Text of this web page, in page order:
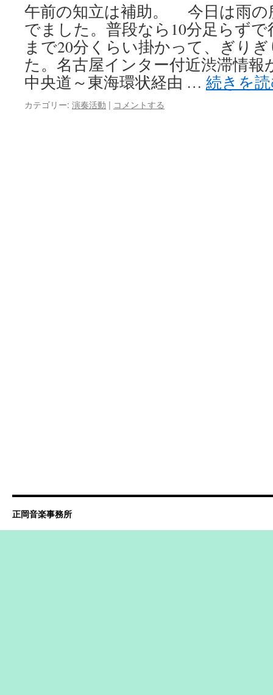
午前の知立は補助。 今日は雨の
でました。普段なら10分足らず
まで20分くらい掛かって、ぎり
た。名古屋インター付近渋滞情
中央道～東海環状経由 … 続きを
カテゴリー: 演奏活動 | コメントする
正岡音楽事務所